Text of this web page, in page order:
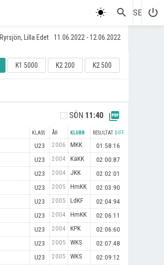
search SE power_settings_new
Ryrsjön, Lilla Edet 11.06.2022 - 12.06.2022
K1 5000 K2 200 K2 500
SÖN 11:40 picture_as_pdf
KLASS ÅR KLUBB RESULTAT DIFF.
U23 2006 MKK
01:58:16
U23 2004 KäKK
02:00:87
U23 2004 JKK
02:02:01
U23 2005 HmKK
02:03:90
U23 2005 LdKF
02:04:94
U23 2004 HmKK
02:06:11
U23 2004 KPK
02:06:60
U23 2005 WKS
02:07:48
U23 2005 WKS
02:09:12